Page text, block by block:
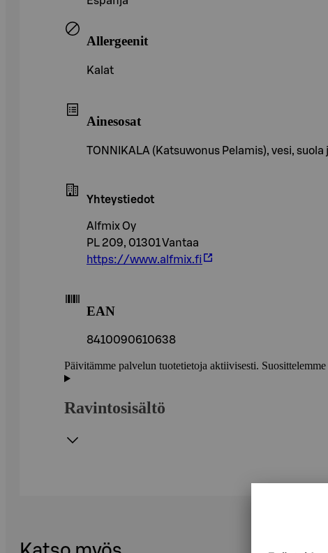
Allergeenit
Kalat
Ainesosat
TONNIKALA (Katsuwonus Pelamis), vesi,
Yhteystiedot
Alfmix Oy
PL 209, 01301 Vantaa
https://www.alfmix.fi
EAN
8410090610638
Päivitämme palvelun tuotetietoja aktiivisesti.
Ravintosisältö